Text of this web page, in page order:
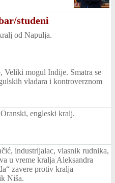
studeni
od Napulja.
Veliki mogul Indije. Smatra se
vladara i kontroverznom
engleski kralj.
industrijalac, vlasnik rudnika,
u vreme kralja Aleksandra
zavere protiv kralja
Niša.